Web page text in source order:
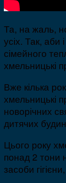
Та, на жаль,
усіх. Так, аби
сімейного
хмельницькі
Вже кілька
хмельницькі
новорічних
дитячих
Цього року
понад 2 тони
засоби